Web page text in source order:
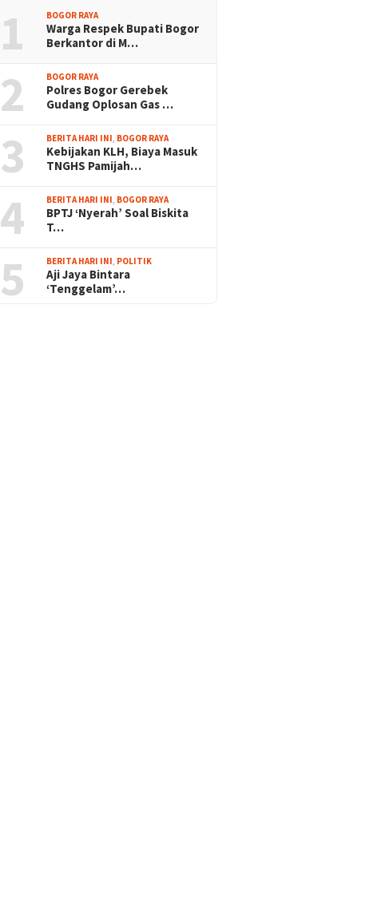
1 BOGOR RAYA
Warga Respek Bupati Bogor
Berkantor di M…
2 BOGOR RAYA
Polres Bogor Gerebek
Gudang Oplosan Gas …
3 BERITA HARI INI, BOGOR RAYA
Kebijakan KLH, Biaya Masuk
TNGHS Pamijah…
4 BERITA HARI INI, BOGOR RAYA
BPTJ ‘Nyerah’ Soal Biskita
T…
5 BERITA HARI INI, POLITIK
Aji Jaya Bintara
‘Tenggelam’…